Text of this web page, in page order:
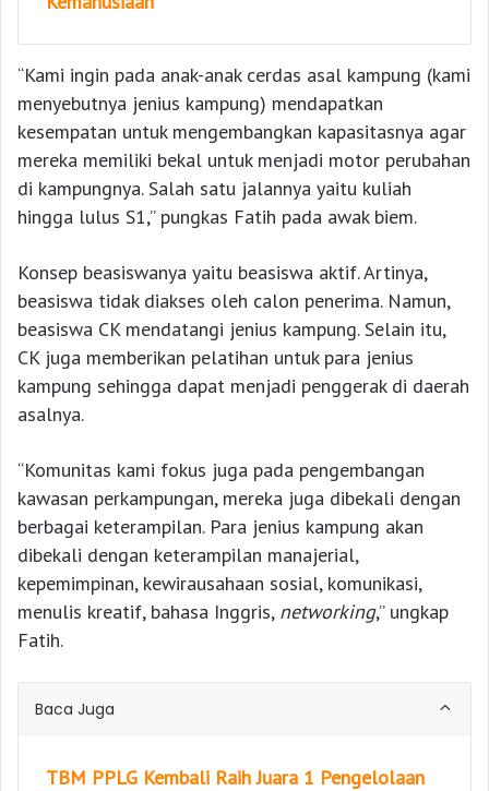
“Kami ingin pada anak-anak cerdas asal kampung (kami
menyebutnya jenius kampung) mendapatkan
kesempatan untuk mengembangkan kapasitasnya agar
mereka memiliki bekal untuk menjadi motor perubahan
di kampungnya. Salah satu jalannya yaitu kuliah
hingga lulus S1,” pungkas Fatih pada awak biem.
Konsep beasiswanya yaitu beasiswa aktif. Artinya,
beasiswa tidak diakses oleh calon penerima. Namun,
beasiswa CK mendatangi jenius kampung. Selain itu,
CK juga memberikan pelatihan untuk para jenius
kampung sehingga dapat menjadi penggerak di daerah
asalnya.
“Komunitas kami fokus juga pada pengembangan
kawasan perkampungan, mereka juga dibekali dengan
berbagai keterampilan. Para jenius kampung akan
dibekali dengan keterampilan manajerial,
kepemimpinan, kewirausahaan sosial, komunikasi,
menulis kreatif, bahasa Inggris, networking,” ungkap
Fatih.
Baca Juga
TBM PPLG Kembali Raih Juara 1 Pengelolaan